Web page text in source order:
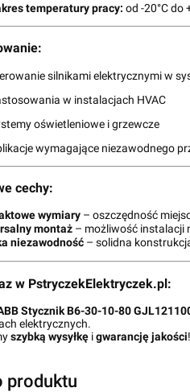
temperatury pracy: od -20°C do
silnikami elektrycznymi w
w instalacjach HVAC
oświetleniowe i grzewcze
wymagające niezawodnego
cechy:
wymiary– oszczędność
montaż– możliwość instalacji
niezawodność– solidna
w PstryczekElektryczek.pl:
Stycznik B6-30-10-80
elektrycznych.
szybką wysyłkęigwarancję jakości!
produktu